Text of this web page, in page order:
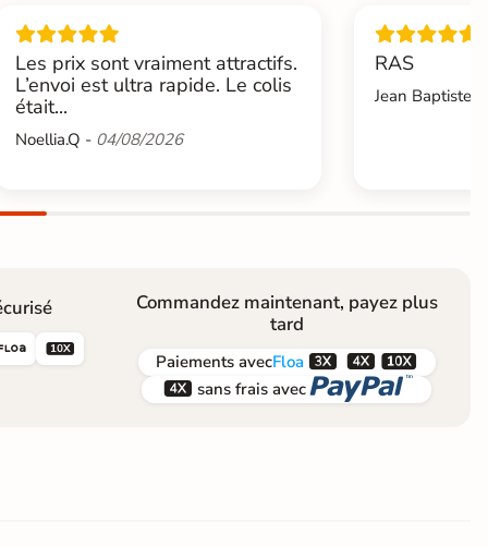
Les prix sont vraiment attractifs.
L’envoi est ultra rapide. Le colis
était...
Noellia.Q - 04/08/2026
RAS
Jean

Commandez maintenant, payez plus
tard
PaiementsavecFloa  
 sans frais avec 